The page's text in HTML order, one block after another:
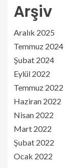
Arşiv
Aralık 2025
Temmuz 2024
Şubat 2024
Eylül 2022
Temmuz 2022
Haziran 2022
Nisan 2022
Mart 2022
Şubat 2022
Ocak 2022